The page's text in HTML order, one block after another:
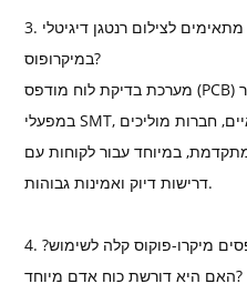
3. אילו סוגי מפעלים או חברות מתאימים לצילום רנטגן דיגיטלי
במיקרופוס?
מערכת בדיקת לוח מודפס (PCB) עם מיקרו-פוקוס משמשת בעיקר
במפעלי SMT, בתי יציקה של שירותי חירום רפואיים, חברות מוליכים
במיוחד עבור לקוחות עם
דרישות דיוק ואמינות גבוהות.
4. האם מערכת בדיקת מעגלים מודפסים מיקרו-פוקוס קלה לשימוש?
האם היא דורשת כוח אדם מיוחד?